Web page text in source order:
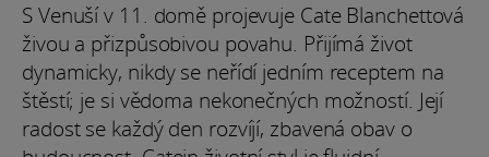
S Venuší v 11. domě projevuje Cate Blanchettová
živou a přizpůsobivou povahu. Přijímá život
dynamicky, nikdy se neřídí jedním receptem na
štěstí; je si vědoma nekonečných možností. Její
radost se každý den rozvíjí, zbavená obav o